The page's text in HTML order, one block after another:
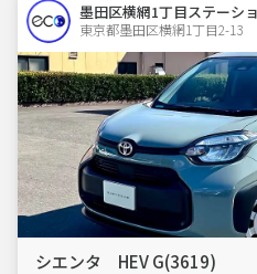
墨田区横網1丁目ステーシ
東京都墨田区横網1丁目2-13
シエンタ HEV G(3619)